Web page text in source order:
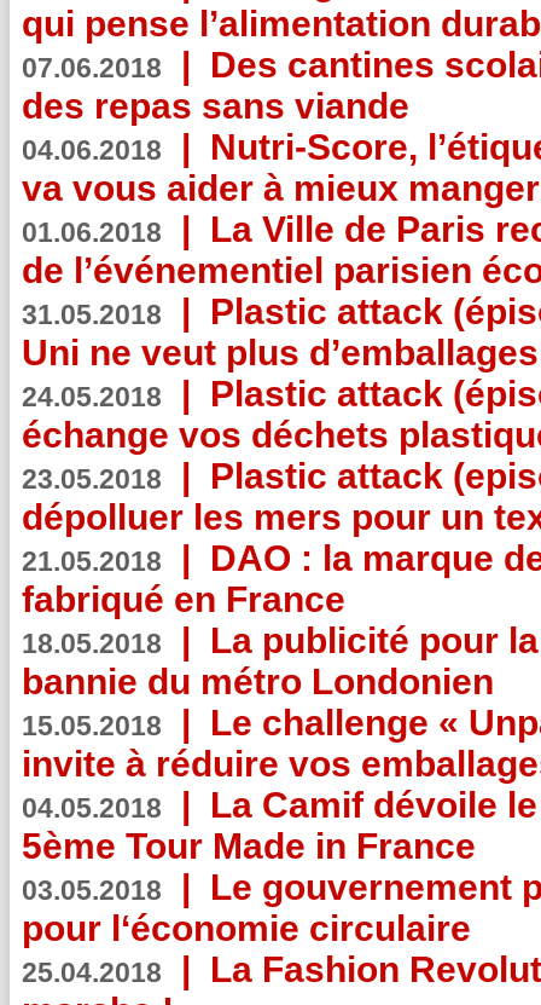
qui pense l’alimentation
07.06.2018 | Des cantines
des repas sans viande
04.06.2018 | Nutri-Score,
va vous aider à mieux
01.06.2018 | La Ville de Paris
de l’événementiel parisien
31.05.2018 | Plastic attack
Uni ne veut plus
24.05.2018 | Plastic attack
échange vos déchets
23.05.2018 | Plastic attack
dépolluer les mers pour un
21.05.2018 | DAO : la marque
fabriqué en France
18.05.2018 | La publicité pour
bannie du métro Londonien
15.05.2018 | Le challenge «
invite à réduire vos
04.05.2018 | La Camif dévoile
5ème Tour Made in France
03.05.2018 | Le gouvernement
pour l‘économie circulaire
25.04.2018 | La Fashion